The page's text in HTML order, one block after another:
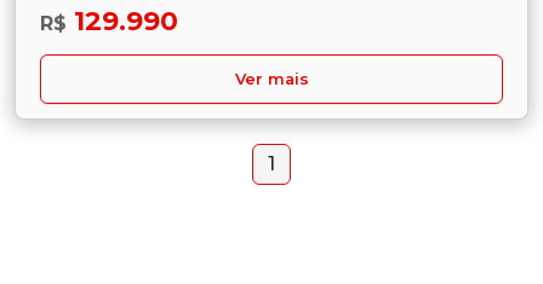
R$ 129.990
Ver mais
1